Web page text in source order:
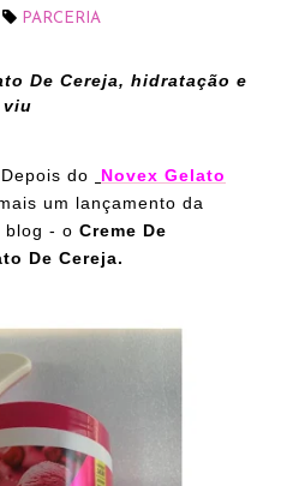
PARCERIA
De Cereja, hidratação e
viu
Depois do
Novex Gelato
um lançamento da
blog - o Creme De
De Cereja.